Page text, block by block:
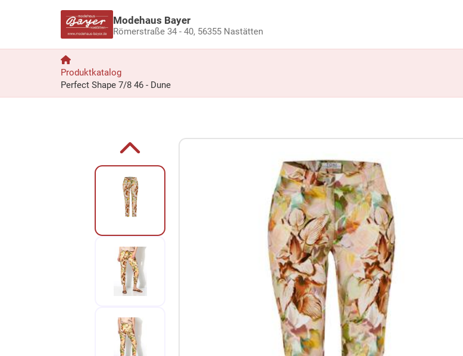
Modehaus Bayer
Römerstraße 34 - 40, 56355 Nastätten
Produktkatalog
Perfect Shape 7/8 46 - Dune
Zur Produktbeschreibung springen